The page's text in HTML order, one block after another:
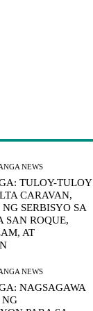
NEWS
TULOY-TULOY
CARAVAN,
SERBISYO SA
SAN ROQUE,
AT
NEWS
NAGSAGAWA
NG